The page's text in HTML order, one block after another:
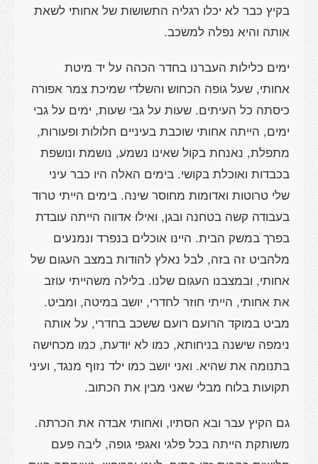
בקיץ כבר לא יכלו רגליה התשושות של אחותי לשאת
אותה והיא נפלה למשכב.
ימים כלילות העברנו בחדר הכהה על יד מיטת
אחותי, שעל גופה הכחוש והשלדי שמיכת צמר אפורה
כיסתה כל העיתים. שעות על גבי שעות, ימים על גבי
ימים, הייתה אחותי שוכבת בעיניים חלולות ופעורות,
מתפלת, נאנחת בקול שאינו נשמע, נושמת ונושפת
בכבדות ואוכלת בקושי. בימים האלה היו כבר עיני
שלי טרוטות ואדומות מחוסר שינה. בימים הייתי טרוד
בעבודה קשה בטחנה ובגן, ואילו אדווה הייתה עובדת
בפרך במשק הבית. היינו אוכלים בנפרד ונמנעים
מלהביט זה בזה, לבל נאלץ להודות במצב העגום של
אחותי, ובמצבנו העגום שלנו. בלילה משהייתי עוזב
את אחותי, הייתי חוזר לחדרי, יושב במיטה, ומביט.
מביט במוקד הרועם רועם ששכב בחדרי, על אותה
נימפה שישנה בניחותא, כמו לא יודעת, כמו מכחישה
בתנומה את שהיא. ואני יושב כמו ילד נזוף מנגד, ועיני
תקועות בלוח מבלי שאני מבין את הכתוב.
גם הקיץ עבר ובא הסתיו, ואחותי אבדה את הכרתה.
משותקת הייתה בכל פלגי ואגפי גופה, ליבה פעם